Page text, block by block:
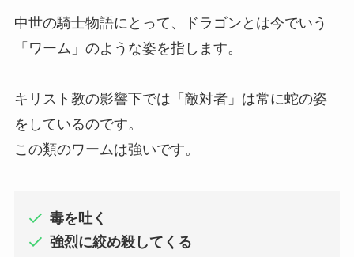
中世の騎士物語にとって、ドラゴンとは今でいう
「ワーム」のような姿を指します。
キリスト教の影響下では「敵対者」は常に蛇の姿
をしているのです。
この類のワームは強いです。
毒を吐く
強烈に絞め殺してくる